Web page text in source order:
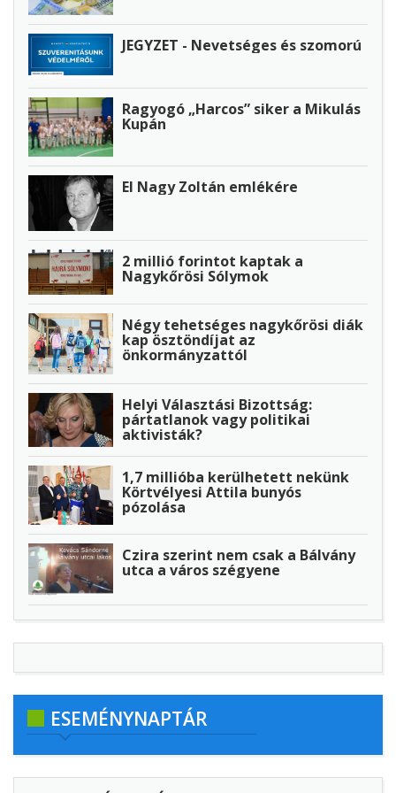
JEGYZET - Nevetséges és szomorú
Ragyogó „Harcos” siker a Mikulás
Kupán
El Nagy Zoltán emlékére
2 millió forintot kaptak a
Nagykőrösi Sólymok
Négy tehetséges nagykőrösi diák
kap ösztöndíjat az
önkormányzattól
Helyi Választási Bizottság:
pártatlanok vagy politikai
aktivisták?
1,7 millióba kerülhetett nekünk
Körtvélyesi Attila bunyós
pózolása
Czira szerint nem csak a Bálvány
utca a város szégyene
ESEMÉNYNAPTÁR